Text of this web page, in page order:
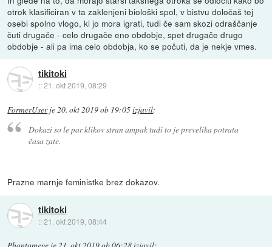
otrok klasificiran v ta zaklenjeni biološki spol, v bistvu določaš tej
osebi spolno vlogo, ki jo mora igrati, tudi če sam skozi odraščanje
čuti drugače - celo drugače eno obdobje, spet drugače drugo
obdobje - ali pa ima celo obdobja, ko se počuti, da je nekje vmes.
tikitoki
::21. okt 2019, 08:29
FormerUserje20. okt 2019 ob 19:05izjavil:
Dokazi so le par klikov stran ampak tudi to je prevelika potrata
časa zate.
Prazne marnje feministke brez dokazov.
tikitoki
::21. okt 2019, 08:44